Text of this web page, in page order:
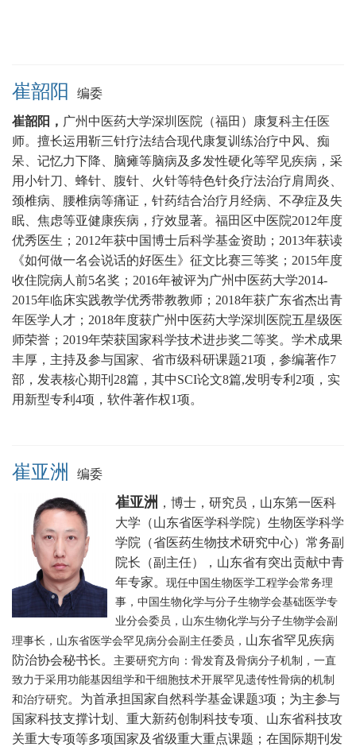
崔韶阳 编委
崔韶阳， 广州中医药大学深圳医院（福田）康复科主任医
师。 擅长运用靳三针疗法结合现代康复训练治疗中风、痴
呆、记忆力下降、脑瘫等脑病及多发性硬化等罕见疾病，采
用小针刀、蜂针、腹针、火针等特色针灸疗法治疗肩周炎、
颈椎病、腰椎病等痛证，针药结合治疗月经病、不孕症及失
眠、焦虑等亚健康疾病，疗效显著。 福田区中医院2012年度
优秀医生；2012年获中国博士后科学基金资助；2013年获读
《如何做一名会说话的好医生》征文比赛三等奖；2015年度
收住院病人前5名奖；2016年被评为广州中医药大学2014-
2015年临床实践教学优秀带教教师；2018年获广东省杰出青
年医学人才；2018年度获广州中医药大学深圳医院五星级医
师荣誉；2019年荣获国家科学技术进步奖二等奖。学术成果
丰厚，主持及参与国家、省市级科研课题21项，参编著作7
部，发表核心期刊28篇，其中SCI论文8篇,发明专利2项，实
用新型专利4项，软件著作权1项。
崔亚洲 编委
崔亚洲 ，博士，研究员，山东第一医科
大学（山东省医学科学院）生物医学科学
学院（省医药生物技术研究中心）常务副
院长（副主任），山东省有突出贡献中青
年专家。 现任中国生物医学工程学会常务理
事，中国生物化学与分子生物学会基础医学专
业分会委员，山东生物化学与分子生物学会副
理事长，山东省医学会罕见病分会副主任委员， 山东省罕见疾病
防治协会秘书长。
主要研究方向：骨发育及骨病分子机制，一直
致力于采用功能基因组学和干细胞技术开展罕见遗传性骨病的机制
和治疗研究。为首承担国家自然科学基金课题3项；为主参与
国家科技支撑计划、重大新药创制科技专项、山东省科技攻
关重大专项等多项国家及省级重大重点课题 ；在国际期刊发